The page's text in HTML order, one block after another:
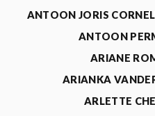
ANTOON JORIS
ANTOON
ARIANE
ARIANKA
ARLETTE